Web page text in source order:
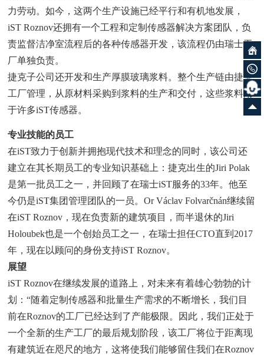
力劳动。如今，这两个生产设施已经平行和有机地发展，
iST Roznov还拥有一个工程和定制传感器解决方案团队，负
责监督洁净室流程后的各种传感器开发，该流程仍由瑞士工
厂单独负责。
捷克子公司还开发和生产厚膜玻璃浆料。整个生产链由捷克
工厂管理，从原材料采购到浆料的生产和交付，这些浆料用
于许多iST传感器。
专业技能的员工
在iST致力于创新并拥抱现代技术和理念的同时，该公司还
建立在其长期员工的专业知识基础上：捷克出生的Jiri Polak
是第一批员工之一，并回顾了在瑞士iST服务的33年。他至
今仍是iST集团管理团队的一员。Or Václav Folvarčnán继续留
在iST Roznov，现在负责新的建筑项目，而半退休的Jiri
Holoubek也是一个创始员工之一，在瑞士担任CTO直到2017
年，现在以顾问的身份支持iST Roznov。
展望
iST Roznov在继续发展的道路上，对未来有着雄心勃勃的计
划：“随着定制传感器和批量生产需求的不断增长，我们目
前在Roznov的工厂已经达到了产能极限。因此，我们正处于
一个全新的生产工厂的最后规划阶段，该工厂将位于距离现
有建筑近在咫尺的地方，这将使我们能够留住我们在Roznov